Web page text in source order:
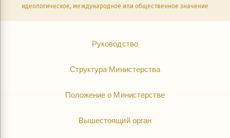
идеологическое, международное или общественное значение
Руководство
Структура Министерства
Положение о Министерстве
Вышестоящий орган